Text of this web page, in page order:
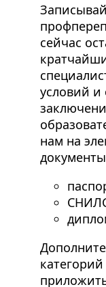
сейчас
условий и
нам на